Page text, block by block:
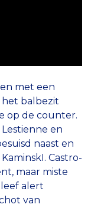
met een
het balbezit
op de counter.
en
naast en
Castro-
maar miste
alert
van